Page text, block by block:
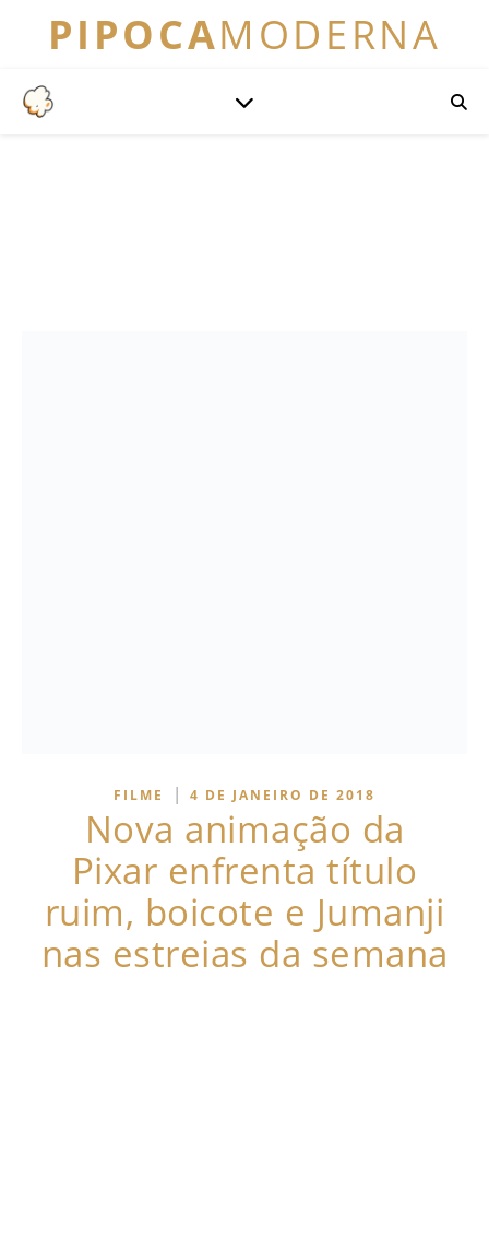
PIPOCAMODERNA
FILME | 4 DE JANEIRO DE 2018
Nova animação da
Pixar enfrenta título
ruim, boicote e Jumanji
nas estreias da semana